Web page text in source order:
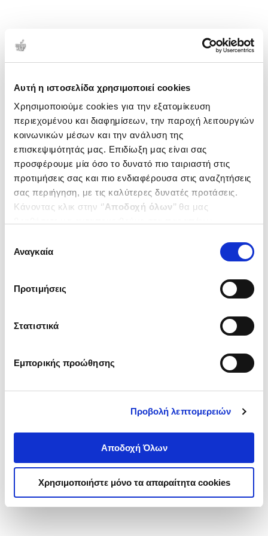
Αυτή η ιστοσελίδα χρησιμοποιεί cookies
Χρησιμοποιούμε cookies για την εξατομίκευση
περιεχομένου και διαφημίσεων, την παροχή λειτουργιών
κοινωνικών μέσων και την ανάλυση της
επισκεψιμότητάς μας. Επιδίωξη μας είναι σας
προσφέρουμε μία όσο το δυνατό πιο ταιριαστή στις
προτιμήσεις σας και πιο ενδιαφέρουσα στις αναζητήσεις
σας περιήγηση, με τις καλύτερες δυνατές προτάσεις.
Κάνοντας κλικ στην ‘’Αποδοχή όλων’’ θα μας
ενδιαφέρουν και να επιλέξετε από τα παρακάτω με την
΄΄και να ενημερωθείτε σχετικά με
συγκατάθεσης
Αναγκαία
Προτιμήσεις
Στατιστικά
Εμπορικής προώθησης
Προβολή λεπτομερειών
Αποδοχή Όλων
Χρησιμοποιήστε μόνο τα απαραίτητα cookies